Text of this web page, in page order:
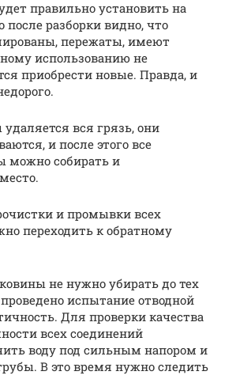
правильно установить на
после разборки видно, что
пережаты, имеют
использованию не
приобрести новые. Правда, и
вся грязь, они
и после этого все
можно собирать и
и промывки всех
переходить к обратному
не нужно убирать до тех
испытание отводной
Для проверки качества
всех соединений
воду под сильным напором и
В это время нужно следить